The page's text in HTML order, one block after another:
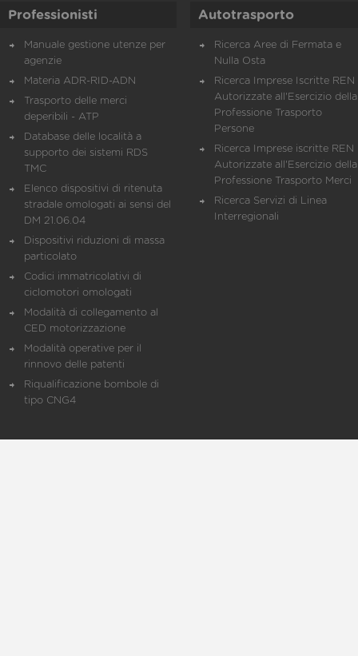
Professionisti
Manuale gestione utenze per
agenzie
Materia ADR-RID-ADN
Trasporto delle merci
deperibili - ATP
Database delle località a
supporto dei sistemi RDS
TMC
Elenco dispositivi di ritenuta
stradale omologati ai sensi del
DM 21.06.04
Dispositivi riduzioni di massa
particolato
Codici immatricolativi di
ciclomotori omologati
Modalità di collegamento al
CED motorizzazione
Modalità operative per il
rinnovo delle patenti
Riqualificazione bombole di
tipo CNG4
Autotrasporto
Ricerca Aree di Fermata e
Nulla Osta
Ricerca Imprese Iscritte REN
Autorizzate all'Esercizio della
Professione Trasporto
Persone
Ricerca Imprese iscritte REN
Autorizzate all'Esercizio della
Professione Trasporto Merci
Ricerca Servizi di Linea
Interregionali